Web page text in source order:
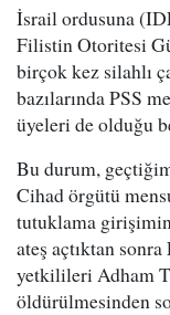
İsrail ordusuna
Filistin Otoritesi
birçok kez silahlı
bazılarında PSS
üyeleri de olduğu
Bu durum,
Cihad örgütü
tutuklama
ateş açtıktan
yetkilileri Adham
öldürülmesinden